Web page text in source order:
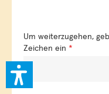
Um weiterzugehen,
Zeichen ein *